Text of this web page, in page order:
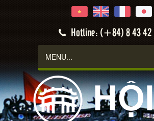
Hotline: (+84) 8 43 42